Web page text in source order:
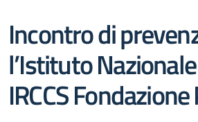
Incontro di
l’Istituto
IRCCS